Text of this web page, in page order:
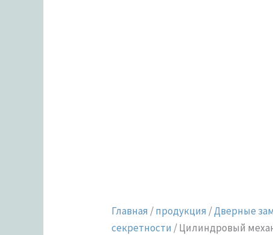
Главная /продукция /Дверные
секретности / Цилиндровый